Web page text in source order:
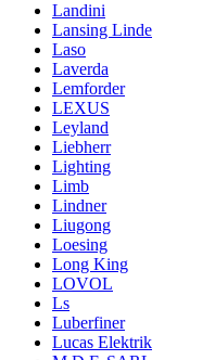
Landini
Lansing Linde
Laso
Laverda
Lemforder
LEXUS
Leyland
Liebherr
Lighting
Limb
Lindner
Liugong
Loesing
Long King
LOVOL
Ls
Luberfiner
Lucas Elektrik